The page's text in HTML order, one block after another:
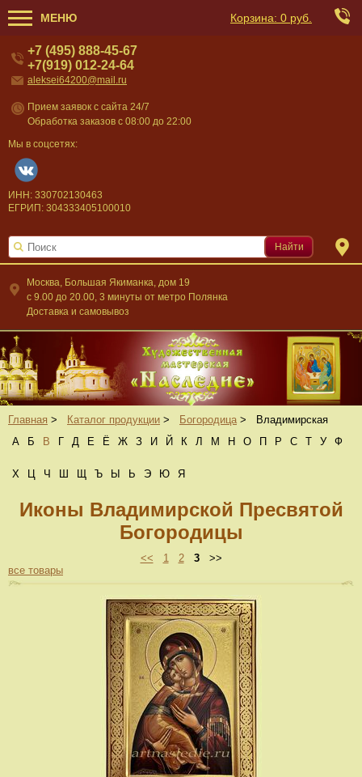
МЕНЮ Корзина: 0 руб.
Москва, Большая Якиманка, дом 19
c 9.00 до 20.00, 3 минуты от метро Полянка
Доставка и самовывоз
+7 (495) 888-45-67
+7(919) 012-24-64
aleksei64200@mail.ru
Прием заявок с сайта 24/7
Обработка заказов с 08:00 до 22:00
Мы в соцсетях:
ИНН: 330702130463
ЕГРИП: 304333405100010
Найти
Главная > Каталог продукции > Богородица >
Владимирская
А
Б В Г Д Е Ё Ж З И Й К Л М Н О П Р С Т У Ф
Х Ц Ч Ш Щ Ъ Ы Ь Э Ю Я
Иконы Владимирской Пресвятой
Богородицы
<< 1 2 3>>
все товары